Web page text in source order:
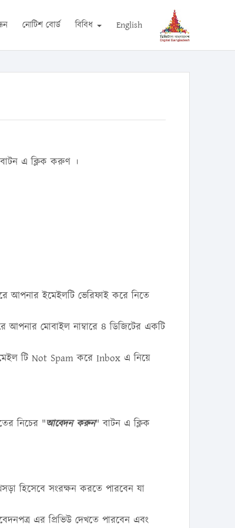
নোটিশ বোর্ড বিবিধ English
এ ক্লিক করুণ ।
আপনার ইমেইলটি ভেরিফাই করে নিতে
মোবাইল নাম্বারে ৪ ডিজিটের একটি
টি Not Spam করে Inbox এ নিয়ে
নিচের "আবেদন করুন" বাটন এ ক্লিক
হিসেবে সংরক্ষন করতে পারবেন যা
এর প্রিভিউ দেখতে পারবেন এবং